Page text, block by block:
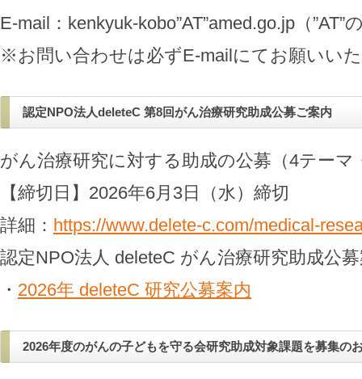
E-mail：kenkyuk-kobo”AT”amed.go.jp（
※お問い合わせは必ずE-mailにてお願いい
認定NPO法人deleteC 第8回がん治療研究助成公募ご案内
がん治療研究に対する助成の公募（4テーマ
【締切日】2026年6月3日（水）締切
詳細： https://www.delete-c.com/medical-
認定NPO法人 deleteC がん治療研究助成公
・ 2026年 deleteC 研究公募案内
2026年度のがんの子どもを守る会研究助成対象課題を募集の